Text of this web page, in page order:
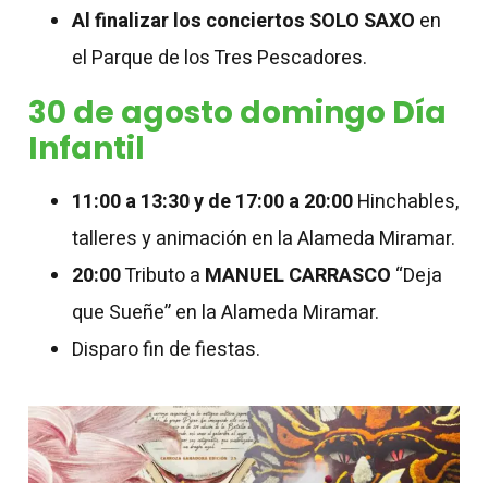
Al finalizar los conciertos SOLO SAXO en
el Parque de los Tres Pescadores.
30 de agosto domingo Día
Infantil
11:00 a 13:30 y de 17:00 a 20:00Hinchables,
talleres y animación en la Alameda Miramar.
20:00Tributo a MANUEL CARRASCO “Deja
que Sueñe” en la Alameda Miramar.
Disparo fin de fiestas.